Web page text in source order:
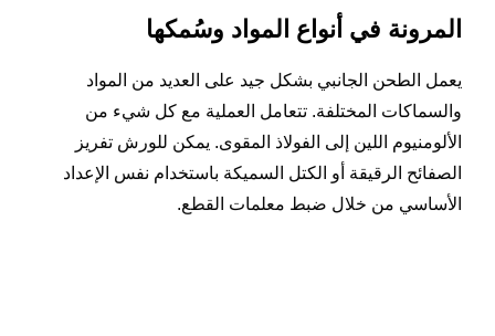
المرونة في أنواع المواد وسُمكها
يعمل الطحن الجانبي بشكل جيد على العديد من المواد
والسماكات المختلفة. تتعامل العملية مع كل شيء من
الألومنيوم اللين إلى الفولاذ المقوى. يمكن للورش تفريز
الصفائح الرقيقة أو الكتل السميكة باستخدام نفس الإعداد
الأساسي من خلال ضبط معلمات القطع.